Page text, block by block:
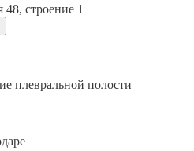
48, строение 1
плевральной полости